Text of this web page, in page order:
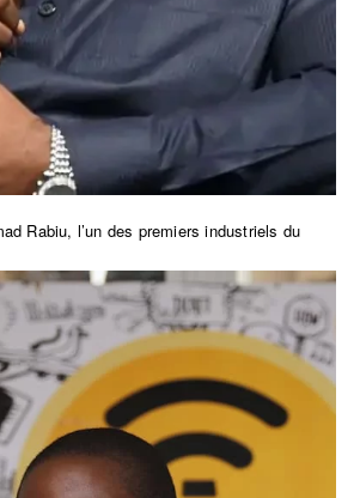
Rabiu, l’un des premiers industriels du